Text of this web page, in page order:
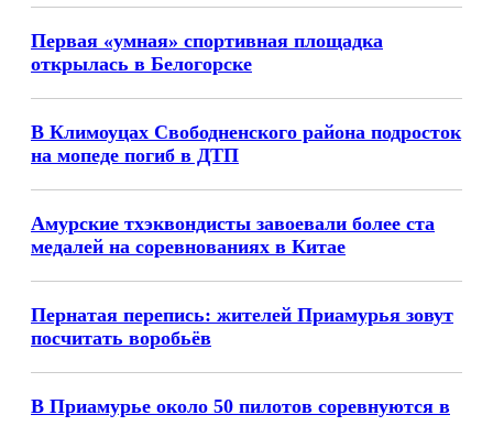
Первая «умная» спортивная площадка
открылась в Белогорске
В Климоуцах Свободненского района подросток
на мопеде погиб в ДТП
Амурские тхэквондисты завоевали более ста
медалей на соревнованиях в Китае
Пернатая перепись: жителей Приамурья зовут
посчитать воробьёв
В Приамурье около 50 пилотов соревнуются в